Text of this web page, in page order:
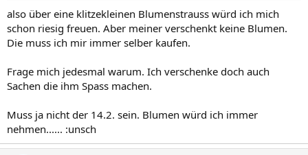
also über eine klitzekleinen Blumenstrauss würd ich mich
schon riesig freuen. Aber meiner verschenkt keine Blumen.
Die muss ich mir immer selber kaufen.
Frage mich jedesmal warum. Ich verschenke doch auch
Sachen die ihm Spass machen.
Muss ja nicht der 14.2. sein. Blumen würd ich immer
nehmen...... :unsch